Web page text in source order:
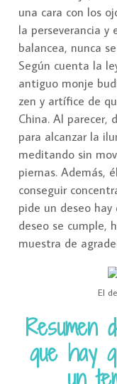
una cara con los
la perseverancia y
balancea, nunca
Según cuenta la
antiguo monje
zen y artífice de
China. Al parecer,
para alcanzar la
meditando sin
piernas. Además,
conseguir
pide un deseo
deseo se cumple,
muestra de
El
Resumen
que hay